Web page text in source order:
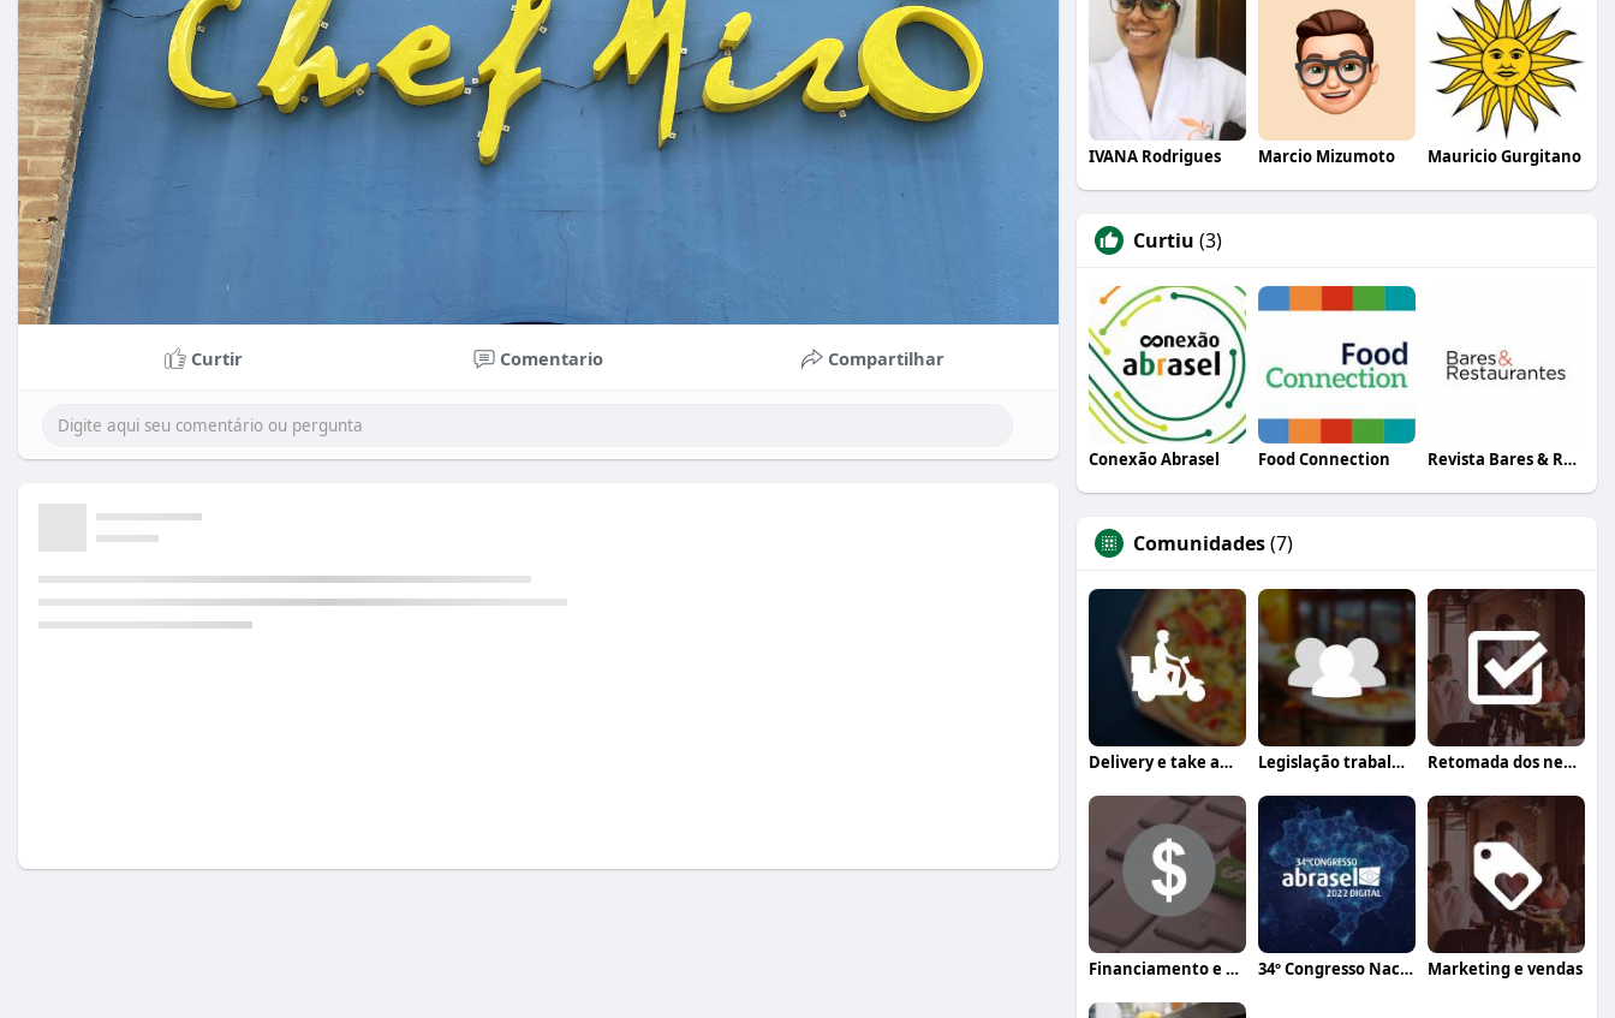
Curtir Comentario Compartilhar
IVANA Rodrigues Marcio Mizumoto Mauricio Gurgitano
Curtiu (3)
Conexão Abrasel Food Connection Revista Bares & Restaurantes
Comunidades(7)
Delivery e take away Legislação trabalhista Retomada dos negócios
Financiamento e crédito 34º Congresso Nacional Abrasel Marketing e vendas